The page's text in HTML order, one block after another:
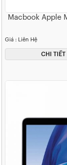
Macbook Apple
Giá : Liên Hệ
CHI TIẾT